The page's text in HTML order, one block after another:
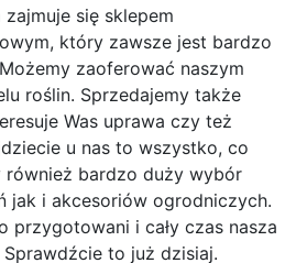
się sklepem
który zawsze jest bardzo
zaoferować naszym
roślin. Sprzedajemy także
Was uprawa czy też
u nas to wszystko, co
również bardzo duży wybór
jak i akcesoriów ogrodniczych.
przygotowani i cały czas nasza
to już dzisiaj.